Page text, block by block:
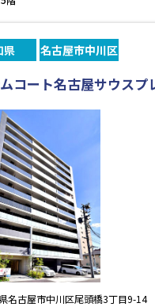
県 名古屋市中川区
コート名古屋サウスプ
名古屋市中川区尾頭橋3丁目9-14